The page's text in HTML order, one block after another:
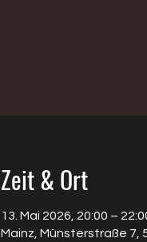
Zeit & Ort
13. Mai 2026, 20:00 –
Mainz, Münsterstraße 7,